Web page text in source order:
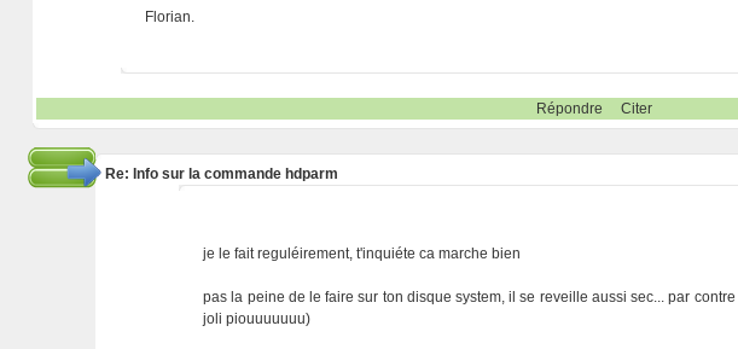
Florian.
Répondre Citer
Re: Info sur la commande hdparm
je le fait reguléirement, t'inquiéte ca marche bien
pas la peine de le faire sur ton disque system, il se reveille aussi sec... par
joli piouuuuuuu)